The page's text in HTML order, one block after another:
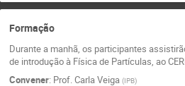
Formação
Durante a manhã, os participantes
de introdução à Física de Partículas, ao
Convener: Prof.Carla Veiga (IPB)